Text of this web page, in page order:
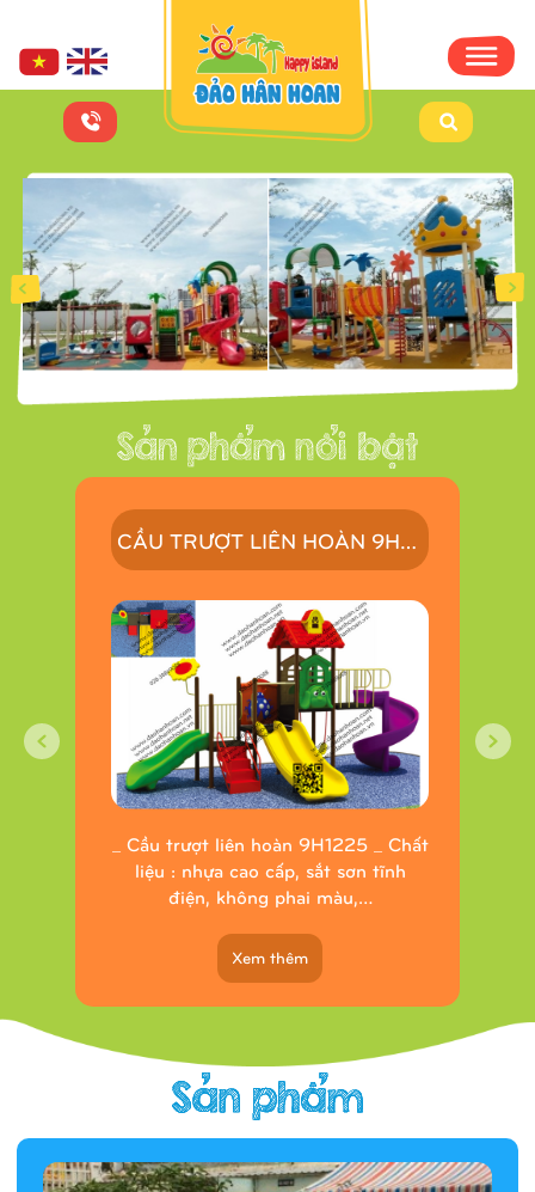
CẦU TRƯỢT LIÊN HOÀN 9H1225
_ Cầu trượt liên hoàn 9H1225 _ Chất
liệu : nhựa cao cấp, sắt sơn tĩnh
điện, không phai màu,…
Xem thêm